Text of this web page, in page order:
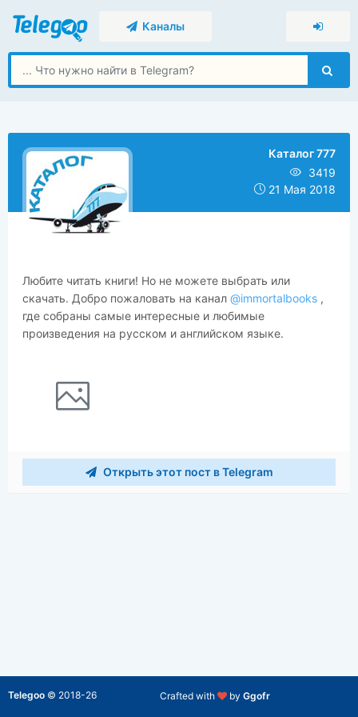
Каналы
Каталог 777
3419
21 Мая 2018
Любите читать книги! Но не можете выбрать или
скачать. Добро пожаловать на канал @immortalbooks ,
где собраны самые интересные и любимые
произведения на русском и английском языке.
Открыть этот пост в Telegram
Crafted with by Ggofr
Telegoo © 2018-26